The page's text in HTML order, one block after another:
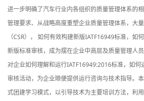
进一步明确了汽车行业内各组织的质量管理体系的
管理要求、从战略高度重塑企业质量管理体系，大
（CSR）， 如何有效构建新版IATF16949标准，如
新版标准审核，成为摆在企业中高层及质量管理人
对企业如何理解和运行IATF16949:2016标准，如
审核活动，为企业顺便提供运行咨询与技术指导。
式团建学习模式，以引导技术为主要培训方法，利